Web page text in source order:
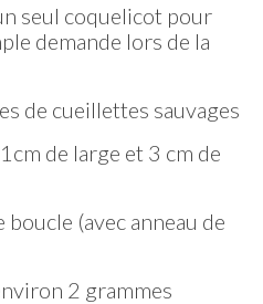
seul coquelicot pour
demande lors de la
de cueillettes sauvages
de large et 3 cm de
boucle (avec anneau de
2 grammes